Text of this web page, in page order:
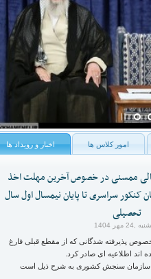
اخبار و رویداد ها امور کلاس ها
ممسنی در خصوص آخرین مهلت اخذ
سراسری تا پایان نیمسال اول سال
تحصیلی
مهر 1404
پذیرفته شدگانی که از مقطع قبلی فارغ
اند اطلاعیه ای صادر کرد.
سازمان سنجش کشوری به شرح ذیل است